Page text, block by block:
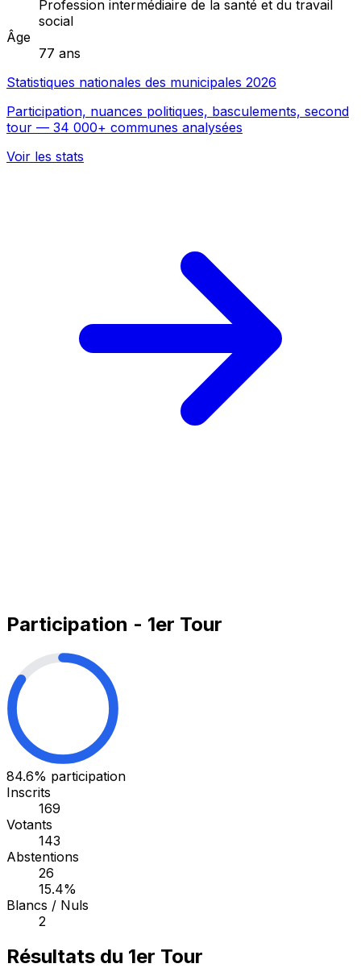
Profession intermédiaire de la santé et du travail
social
Âge
77 ans
Statistiques nationales des municipales 2026
Participation, nuances politiques, basculements, second
tour — 34 000+ communes analysées
Voir les stats
Participation - 1er Tour
84.6% participation
Inscrits
169
Votants
143
Abstentions
26
15.4%
Blancs / Nuls
2
Résultats du 1er Tour